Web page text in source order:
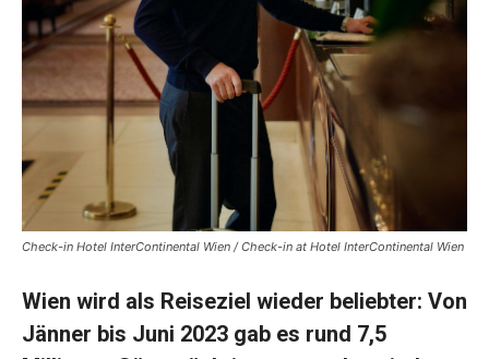
Check-in Hotel InterContinental Wien / Check-in at Hotel InterContinental Wien
Wien wird als Reiseziel wieder beliebter: Von
Jänner bis Juni 2023 gab es rund 7,5